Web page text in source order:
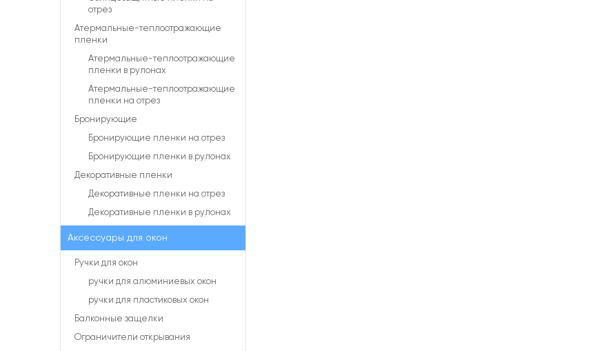
отрез
Атермальные-теплоотражающие
пленки
Атермальные-теплоотражающие
пленки в рулонах
Атермальные-теплоотражающие
пленки на отрез
Бронирующие
Бронирующие пленки на отрез
Бронирующие пленки в рулонах
Декоративные пленки
Декоративные пленки на отрез
Декоративные пленки в рулонах
Аксессуары для окон
Ручки для окон
ручки для алюминиевых окон
ручки для пластиковых окон
Балконные защелки
Ограничители открывания